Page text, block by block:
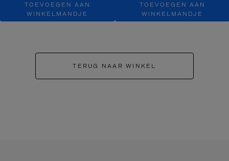
TOEVOEGEN AAN
WINKELMANDJE
TOEVOEGEN AAN
WINKELMANDJE
TERUG NAAR WINKEL